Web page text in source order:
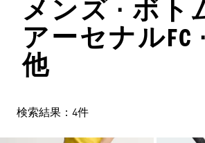
メンズ · ボト
アーセナルFC
他
検索結果：4件